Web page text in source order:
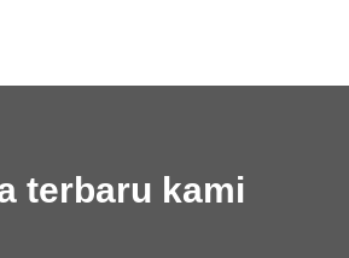
terbaru kami